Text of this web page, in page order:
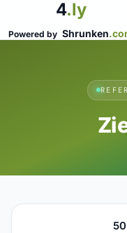
4.ly
Powered by Shrunken